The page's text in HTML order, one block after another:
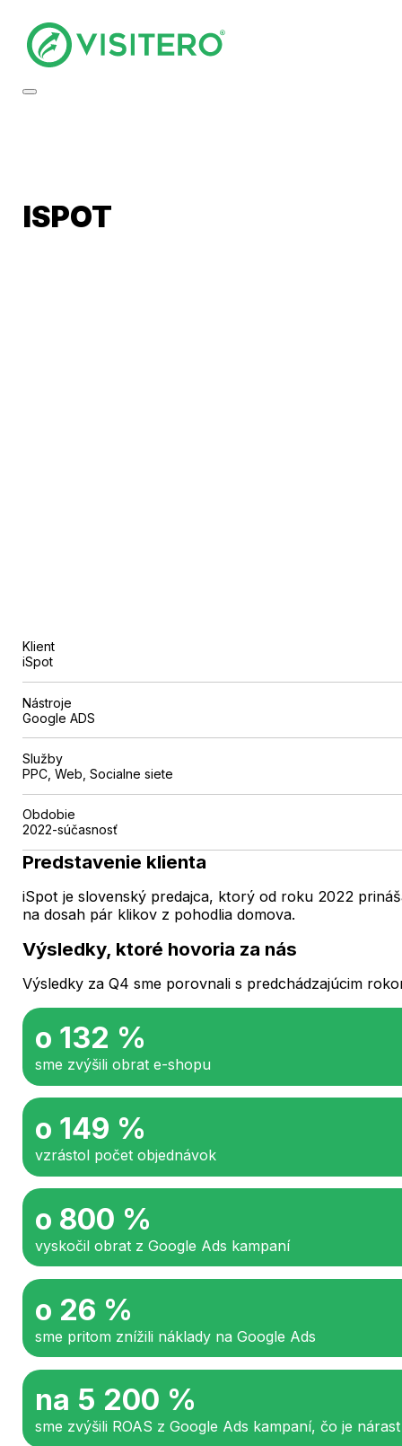
ISPOT
Klient
iSpot
Nástroje
Google ADS
Služby
PPC, Web, Socialne siete
Obdobie
2022-súčasnosť
Predstavenie klienta
iSpot je slovenský predajca, ktorý od roku 2022
na dosah pár klikov z pohodlia domova.
Výsledky, ktoré hovoria za nás
Výsledky za Q4 sme porovnali s predchádzajúcim
o 132 %
sme zvýšili obrat e-shopu
o 149 %
vzrástol počet objednávok
o 800 %
vyskočil obrat z Google Ads kampaní
o 26 %
sme pritom znížili náklady na Google Ads
na 5 200 %
sme zvýšili ROAS z Google Ads kampaní, čo je